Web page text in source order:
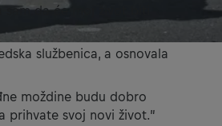
da će moj život biti
službenica, a osnovala
moždine budu dobro
prihvate svoj novi život.”